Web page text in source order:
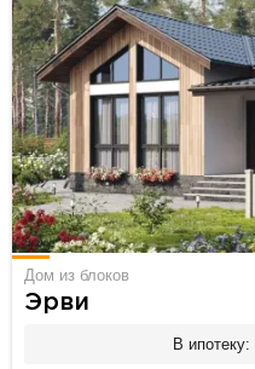
Дом из блоков
Эрви
В ипотеку: